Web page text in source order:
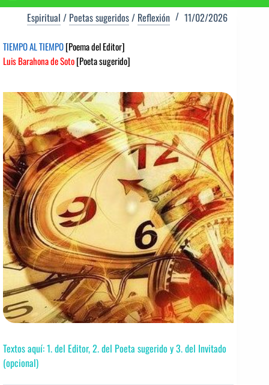
Espiritual / Poetas sugeridos/ Reflexión 11/02/2026
TIEMPO AL TIEMPO[Poema del Editor]
Luis Barahona de Soto[Poeta sugerido]
Textos aquí: 1. del Editor, 2. del Poeta sugerido y 3. del Invitado
(opcional)